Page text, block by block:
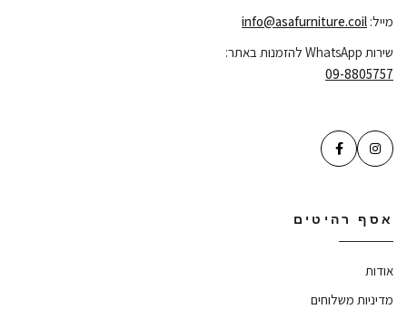
מייל: info@asafurniture.coil
שירות WhatsApp להזמנות באתר:
09-8805757
אסף רהיטים
אודות
מדיניות משלוחים